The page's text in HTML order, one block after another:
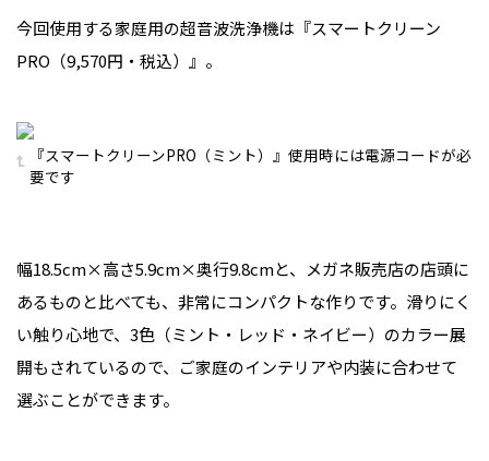
今回使用する家庭用の超音波洗浄機は『スマートクリーン
PRO（9,570円・税込）』。
『スマートクリーンPRO（ミント）』使用時には電源コードが必
要です
幅18.5cm×高さ5.9cm×奥行9.8cmと、メガネ販売店の店頭に
あるものと比べても、非常にコンパクトな作りです。滑りにく
い触り心地で、3色（ミント・レッド・ネイビー）のカラー展
開もされているので、ご家庭のインテリアや内装に合わせて
選ぶことができます。